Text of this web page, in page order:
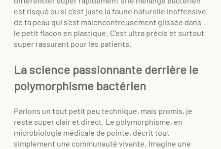
est risqué ou si c’est juste la faune naturelle inoffensive
de ta peau qui s’est malencontreusement glissée dans
le petit flacon en plastique. C’est ultra précis et surtout
super rassurant pour les patients.
La science passionnante derrière le
polymorphisme bactérien
Parlons un tout petit peu technique, mais promis, je
reste super clair et direct. Le polymorphisme, en
microbiologie médicale de pointe, décrit tout
simplement une communauté vivante. Imagine une